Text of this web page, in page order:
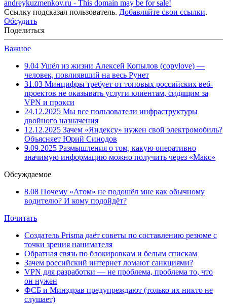
andreykuzmenkov.ru - This domain may be for sale!
Ссылку подсказал пользователь. Добавляйте свои ссылки.
Обсудить
Поделиться
Важное
9.04 Ушёл из жизни Алексей Копылов (copylove) —
человек, повлиявший на весь Рунет
31.03 Минцифры требует от топовых российских веб-
проектов не оказывать услуги клиентам, сидящим за
VPN и прокси
24.12.2025 Мы все пользователи инфраструктуры
двойного назначения
12.12.2025 Зачем «Яндексу» нужен свой электромобиль?
Объясняет Юрий Синодов
9.09.2025 Размышления о том, какую оперативно
значимую информацию можно получить через «Макс»
Обсуждаемое
8.08 Почему «Атом» не подошёл мне как обычному
водителю? И кому подойдёт?
Почитать
Создатель Prisma даёт советы по составлению резюме с
точки зрения нанимателя
Обратная связь по блокировкам и белым спискам
Зачем российский интернет ломают санкциями?
VPN для разработки — не проблема, проблема то, что
он нужен
ФСБ и Минздрав предупреждают (только их никто не
слушает)